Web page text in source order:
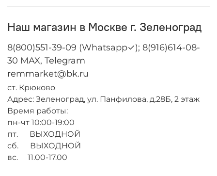
Наш магазин в Москве г. Зеленоград
8(800)551-39-09 (Whatsapp✓); 8(916)614-08-
30 MAX, Telegram
remmarket@bk.ru
ст. Крюково
Адрес: Зеленоград, ул. Панфилова, д.28Б, 2 этаж
Время работы:
пн-чт 10:00-19:00
пт. ВЫХОДНОЙ
сб. ВЫХОДНОЙ
вс. 11.00-17.00